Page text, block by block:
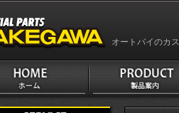
オートバイのカ